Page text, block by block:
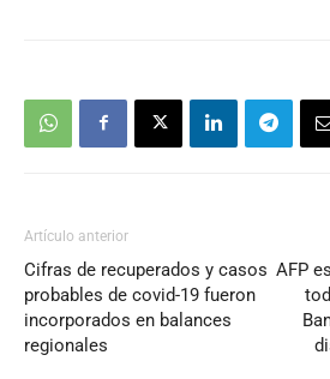
Artículo anterior
Cifras de recuperados y casos
probables de covid-19 fueron
incorporados en balances
regionales
AFP